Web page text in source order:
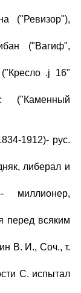
("Ревизор"),
("Вагиф",
.ј 16"
("Каменный
1912)- рус.
либерал и
миллионер,
перед всяким
В. И., Соч., т.
С. испытал